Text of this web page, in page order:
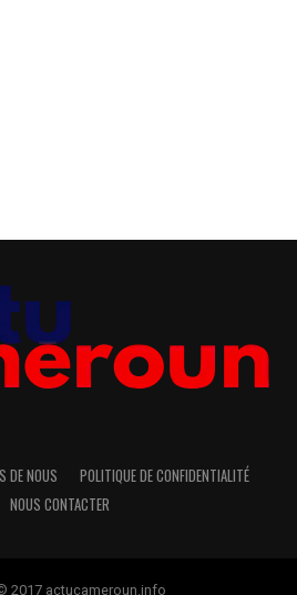
DE NOUS
POLITIQUE DE CONFIDENTIALITÉ
NOUS CONTACTER
2017 actucameroun.info